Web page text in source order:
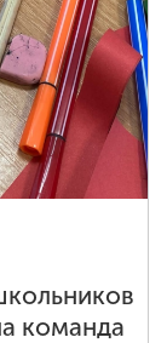
команда